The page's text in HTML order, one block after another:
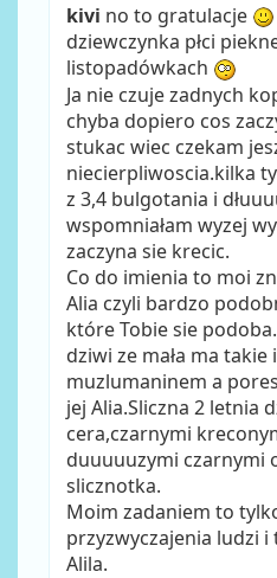
kivi no to gratulacje
dziewczynka płci
listopadówkach
Ja nie czuje zadnych
chyba dopiero cos
stukac wiec czekam
niecierpliwoscia.kilka
z 3,4 bulgotania i
wspomniałam wyzej
zaczyna sie krecic.
Co do imienia to moi
Alia czyli bardzo
które Tobie sie
dziwi ze mała ma
muzlumaninem a
jej Alia.Sliczna 2 letnia
cera,czarnymi
duuuuuzymi czarnymi
slicznotka.
Moim zadaniem to
przyzwyczajenia ludzi
Alila.